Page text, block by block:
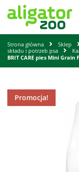
Strona główna Sklep
składu i potrzeb psa
BRIT CARE pies Mini
Promocja!